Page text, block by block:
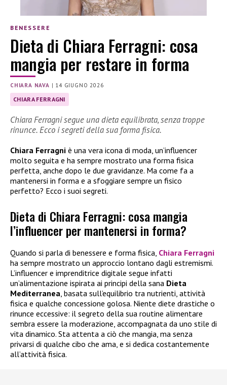
BENESSERE
Dieta di Chiara Ferragni: cosa
mangia per restare in forma
CHIARA NAVA | 14 GIUGNO 2026
CHIARA FERRAGNI
Chiara Ferragni segue una dieta equilibrata, senza troppe
rinunce. Ecco i segreti della sua forma fisica.
Chiara Ferragni è una vera icona di moda, un’influencer
molto seguita e ha sempre mostrato una forma fisica
perfetta, anche dopo le due gravidanze. Ma come fa a
mantenersi in forma e a sfoggiare sempre un fisico
perfetto? Ecco i suoi segreti.
Dieta di Chiara Ferragni: cosa mangia
l’influencer per mantenersi in forma?
Quando si parla di benessere e forma fisica, Chiara Ferragni
ha sempre mostrato un approccio lontano dagli estremismi.
L’influencer e imprenditrice digitale segue infatti
un’alimentazione ispirata ai principi della sana Dieta
Mediterranea , basata sull’equilibrio tra nutrienti, attività
fisica e qualche concessione golosa. Niente diete drastiche o
rinunce eccessive: il segreto della sua routine alimentare
sembra essere la moderazione, accompagnata da uno stile di
vita dinamico. Sta attenta a ciò che mangia, ma senza
privarsi di qualche cibo che ama, e si dedica costantemente
all’attività fisica.